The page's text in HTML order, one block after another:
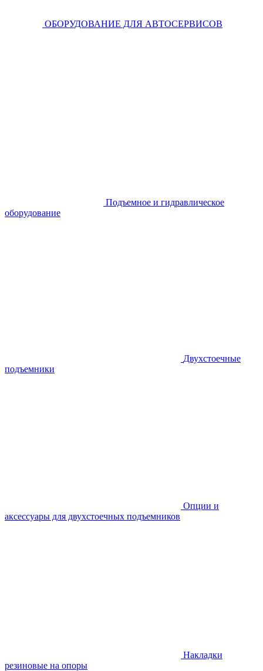
ОБОРУДОВАНИЕ ДЛЯ АВТОСЕРВИСОВ
Подъемное и гидравлическое
оборудование
Двухстоечные
подъемники
Опции и
аксессуары для двухстоечных подъемников
Накладки
резиновые на опоры